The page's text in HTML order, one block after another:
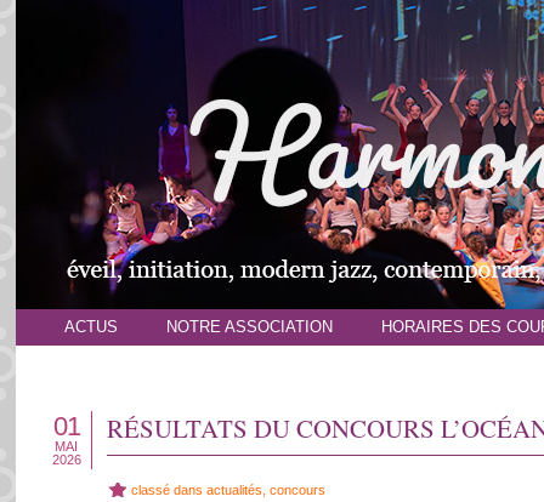
ACTUS NOTRE ASSOCIATION HORAIRES DES
RÉSULTATS DU CONCOURS
01
MAI
2026
classé dans actualités concours